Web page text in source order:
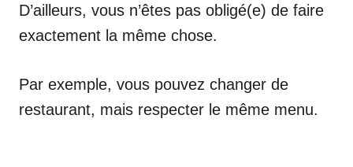
D’ailleurs, vous n’êtes pas obligé(e) de faire
exactement la même chose.
Par exemple, vous pouvez changer de
restaurant, mais respecter le même menu.